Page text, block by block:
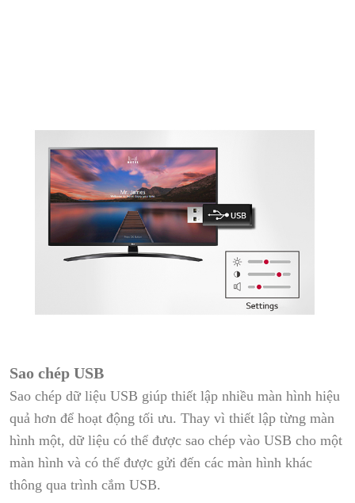
Sao chép USB
Sao chép dữ liệu USB giúp thiết lập nhiều màn hình hiệu
quả hơn để hoạt động tối ưu. Thay vì thiết lập từng màn
hình một, dữ liệu có thể được sao chép vào USB cho một
màn hình và có thể được gửi đến các màn hình khác
thông qua trình cắm USB.